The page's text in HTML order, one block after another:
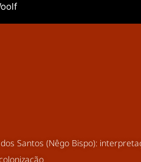
Santos (Nêgo Bispo):